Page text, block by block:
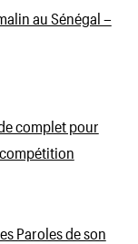
au Sénégal –
complet pour
Paroles de son